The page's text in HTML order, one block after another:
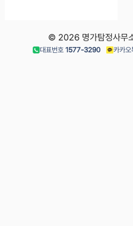
© 2026 명가탐정사무
대표번호 1577-3290 카카오